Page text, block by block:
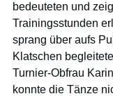
bedeuteten und
Trainingsstunden
sprang über aufs
Klatschen
Turnier-Obfrau
konnte die Tänze